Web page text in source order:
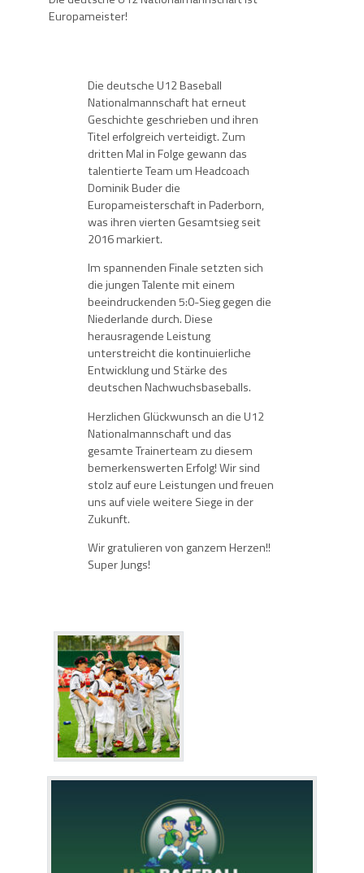
Europameister!
Die deutsche U12 Baseball
Nationalmannschaft hat erneut
Geschichte geschrieben und ihren
Titel erfolgreich verteidigt. Zum
dritten Mal in Folge gewann das
talentierte Team um Headcoach
Dominik Buder die
Europameisterschaft in Paderborn,
was ihren vierten Gesamtsieg seit
2016 markiert.
Im spannenden Finale setzten sich
die jungen Talente mit einem
beeindruckenden 5:0-Sieg gegen die
Niederlande durch. Diese
herausragende Leistung
unterstreicht die kontinuierliche
Entwicklung und Stärke des
deutschen Nachwuchsbaseballs.
Herzlichen Glückwunsch an die U12
Nationalmannschaft und das
gesamte Trainerteam zu diesem
bemerkenswerten Erfolg! Wir sind
stolz auf eure Leistungen und freuen
uns auf viele weitere Siege in der
Zukunft.
Wir gratulieren von ganzem Herzen!!
Super Jungs!